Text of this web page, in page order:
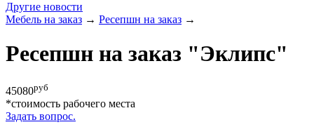
Другие новости
Мебель на заказ → Ресепшн на заказ →
Ресепшн на заказ "Эклипс"
45080руб
*cтоимость рабочего места
Задать вопрос.